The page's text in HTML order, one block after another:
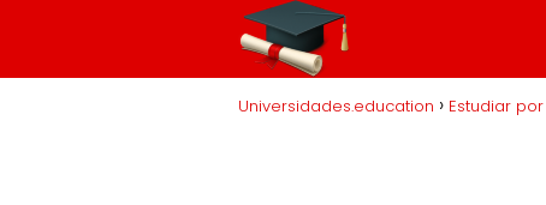
Universidades.education Estudiar